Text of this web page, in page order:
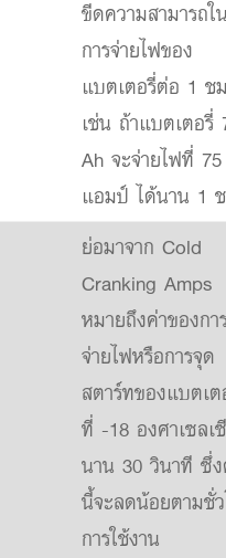
ขีดความสามารถใน
การจ่ายไฟของ
แบตเตอรี่ต่อ 1 ชม
เช่น ถ้าแบตเตอรี่
Ah จะจ่ายไฟที่ 75
แอมป์ ได้นาน 1
ย่อมาจาก Cold
Cranking Amps
หมายถึงค่าของกา
จ่ายไฟหรือการจุด
สตาร์ทของแบตเ
ที่ -18 องศาเซลเ
นาน 30 วินาที ซึ่
นี้จะลดน้อยตามชั่
การใช้งาน